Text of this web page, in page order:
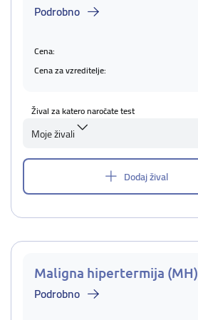
Podrobno
Cena:
Cena za vzreditelje:
Žival za katero naročate test
Moje živali
Dodaj žival
Maligna hipertermija (MH)
Podrobno